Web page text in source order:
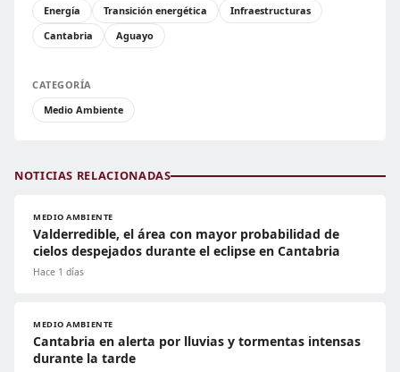
Energía
Transición energética
Infraestructuras
Cantabria
Aguayo
CATEGORÍA
Medio Ambiente
NOTICIAS RELACIONADAS
MEDIO AMBIENTE
Valderredible, el área con mayor probabilidad de
cielos despejados durante el eclipse en Cantabria
Hace 1 días
MEDIO AMBIENTE
Cantabria en alerta por lluvias y tormentas intensas
durante la tarde